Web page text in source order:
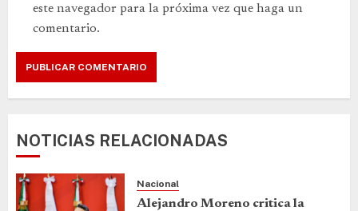
este navegador para la próxima vez que haga un
comentario.
NOTICIAS RELACIONADAS
Nacional
Alejandro Moreno critica la